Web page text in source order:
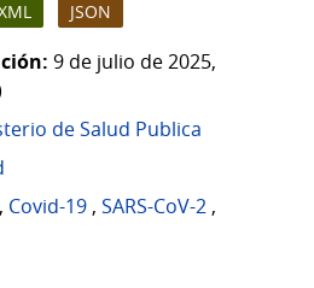
JSON
9 de julio de 2025,
de Salud Publica
, Covid-19 , SARS-CoV-2 ,